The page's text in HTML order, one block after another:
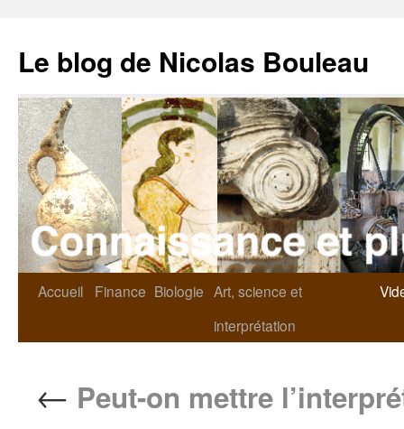
Le blog de Nicolas Bouleau
Accueil Finance Biologie Art, science et
interprétation
← Peut-on mettre